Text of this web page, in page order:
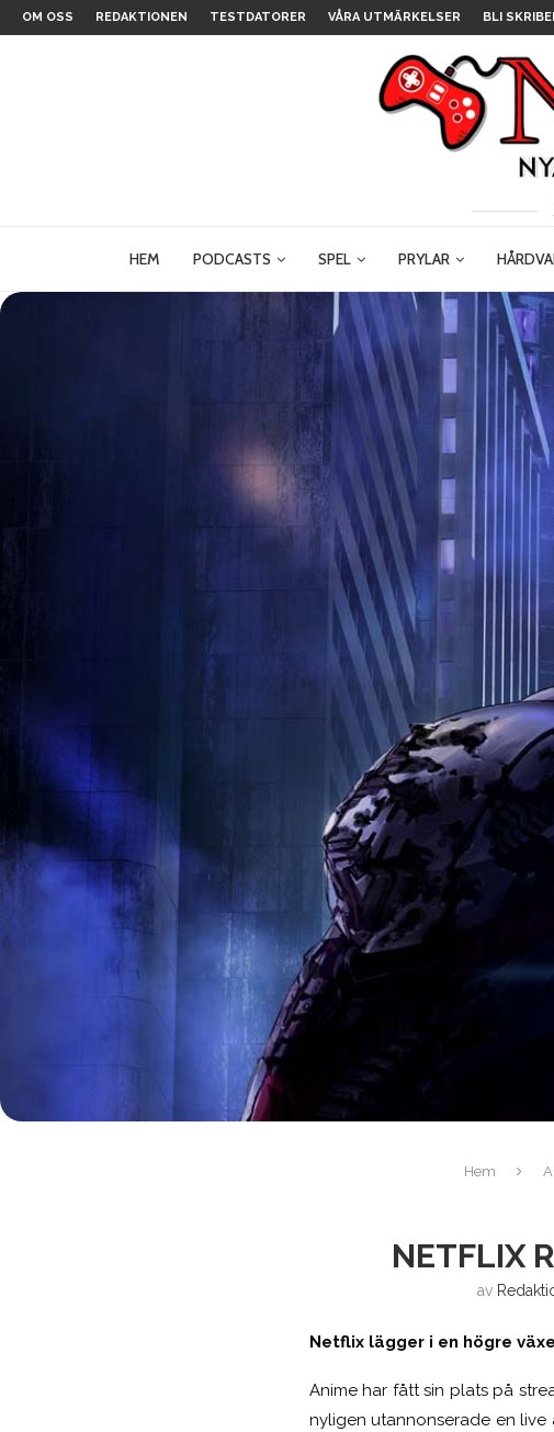
OM OSS REDAKTIONEN TESTDATORER VÅRA UTMÄRKELSER BLI
HEM PODCASTS SPEL PRYLAR
Hem
NETFLIX
av
Netflix lägger i en högre
Anime har fått sin plats på
nyligen utannonserade en live